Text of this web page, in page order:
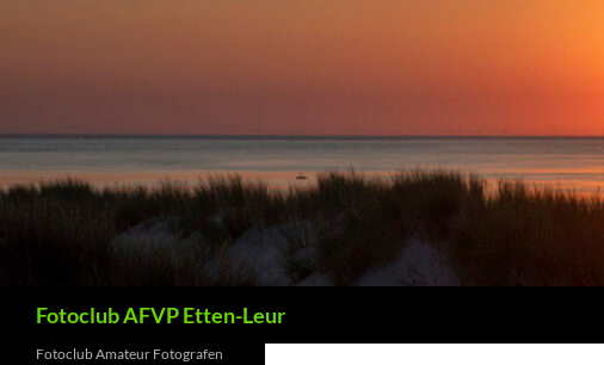
Fotoclub AFVP Etten-Leur
Fotoclub Amateur Fotografen